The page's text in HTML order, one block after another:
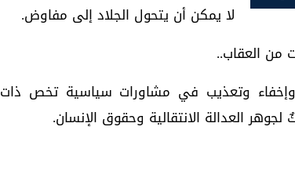
لا يمكن أن يتحول الجلاد إلى مفاوض.
من العقاب..
وتعذيب في مشاورات سياسية تخص ذات
العدالة الانتقالية وحقوق الإنسان.